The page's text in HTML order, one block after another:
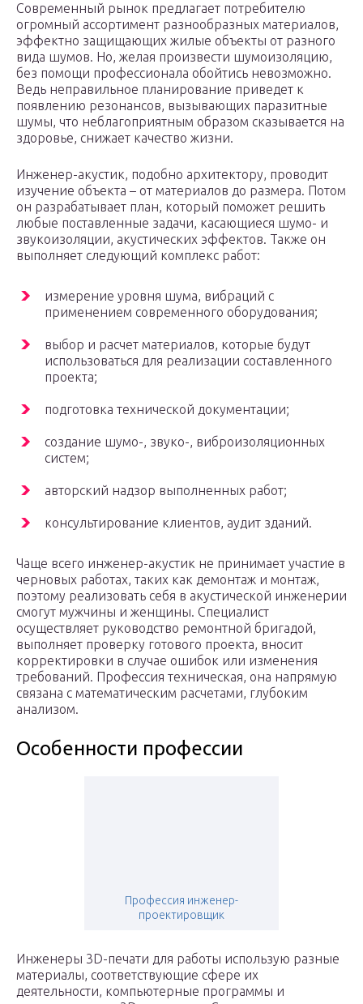
Современный рынок предлагает потребителю
огромный ассортимент разнообразных материалов,
эффектно защищающих жилые объекты от разного
вида шумов. Но, желая произвести шумоизоляцию,
без помощи профессионала обойтись невозможно.
Ведь неправильное планирование приведет к
появлению резонансов, вызывающих паразитные
шумы, что неблагоприятным образом сказывается на
здоровье, снижает качество жизни.
Инженер-акустик, подобно архитектору, проводит
изучение объекта – от материалов до размера. Потом
он разрабатывает план, который поможет решить
любые поставленные задачи, касающиеся шумо- и
звукоизоляции, акустических эффектов. Также он
выполняет следующий комплекс работ:
измерение уровня шума, вибраций с
применением современного оборудования;
выбор и расчет материалов, которые будут
использоваться для реализации составленного
проекта;
подготовка технической документации;
создание шумо-, звуко-, виброизоляционных
систем;
авторский надзор выполненных работ;
консультирование клиентов, аудит зданий.
Чаще всего инженер-акустик не принимает участие в
черновых работах, таких как демонтаж и монтаж,
поэтому реализовать себя в акустической инженерии
смогут мужчины и женщины. Специалист
осуществляет руководство ремонтной бригадой,
выполняет проверку готового проекта, вносит
корректировки в случае ошибок или изменения
требований. Профессия техническая, она напрямую
связана с математическим расчетами, глубоким
анализом.
Особенности профессии
Профессия инженер-
проектировщик
Инженеры 3D-печати для работы использую разные
материалы, соответствующие сфере их
деятельности, компьютерные программы и